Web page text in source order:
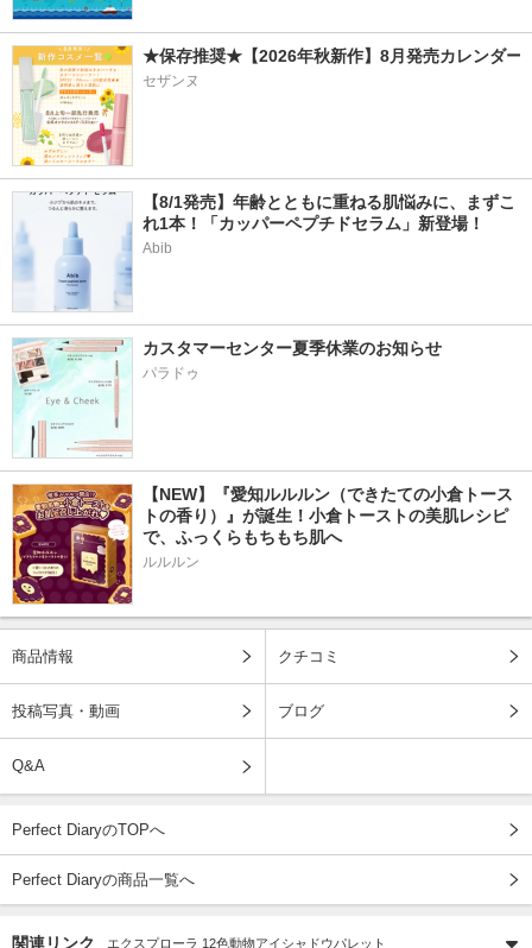
★保存推奨★【2026年秋新作】8月発売カレンダー
セザンヌ
【8/1発売】年齢とともに重ねる肌悩みに、まずこ
れ1本！「カッパーペプチドセラム」新登場！
Abib
カスタマーセンター夏季休業のお知らせ
パラドゥ
【NEW】『愛知ルルルン（できたての小倉トース
トの香り）』が誕生！小倉トーストの美肌レシピ
で、ふっくらもちもち肌へ
ルルルン
商品情報 クチコミ
投稿写真・動画 ブログ
Q&A
Perfect DiaryのTOPへ
Perfect Diaryの商品一覧へ
関連リンク エクスプローラ 12色動物アイシャドウパレット